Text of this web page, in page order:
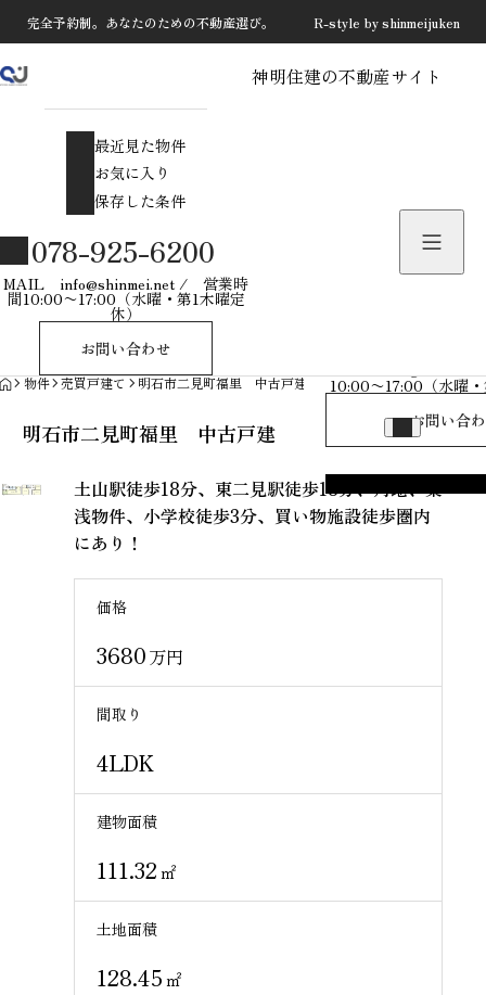
最近見た物件
物件を探す
10:00〜17:00（水曜
お問い合
完全予約制。あなたのための不動産選び。 R-style by shinmeijuken
神明住建の不動産サイト
最近見た物件
お気に入り
保存した条件
078-925-6200
MAIL info@shinmei.net / 営業時
間10:00〜17:00（水曜・第1木曜定
休）
お問い合わせ
HOME
物件 売買戸建て 明石市二見町福里 中古戸建
明石市二見町福里 中古戸建
土山駅徒歩18分、東二見駅徒歩18分、角地、築
浅物件、小学校徒歩3分、買い物施設徒歩圏内
にあり！
価格
3680万円
間取り
4LDK
建物面積
111.32㎡
土地面積
128.45㎡